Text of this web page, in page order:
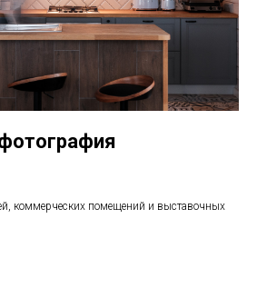
коммерческих помещений и выставочных